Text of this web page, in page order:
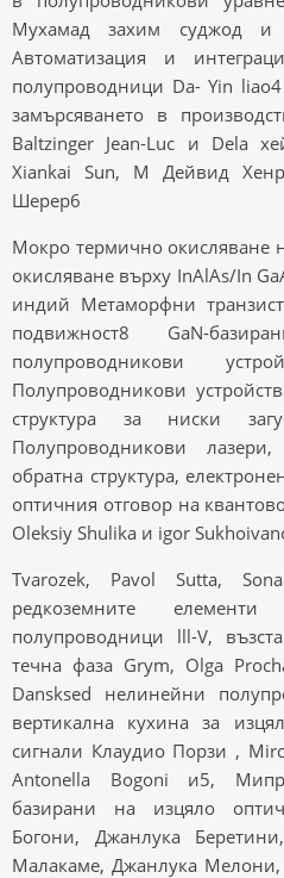
Мухамад захим суджод
Автоматизация и
полупроводници Da- Yin
замърсяването в
Baltzinger Jean-Luc и Dela
Xiankai Sun, М Дейвид
Шерер6
Мокро термично окисляване
окисляване върху InAlAs/In
индий Метаморфни
подвижност8 GaN-
полупроводникови
Полупроводникови
структура за ниски
Полупроводникови
обратна структура,
оптичния отговор на
Oleksiy Shulika и igor
Tvarozek, Pavol Sutta,
редкоземните
полупроводници lll-V,
течна фаза Grym, Olga
Dansksed нелинейни
вертикална кухина за
сигнали Клаудио Порзи ,
Antonella Bogoni и5,
базирани на изцяло
Богони, Джанлука
Малакаме, Джанлука